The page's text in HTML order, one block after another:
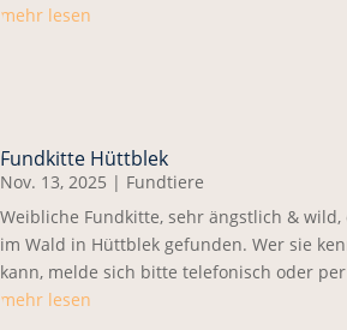
mehr lesen
Fundkitte Hüttblek
Nov. 13, 2025 | Fundtiere
Weibliche Fundkitte, sehr ängstlich & wild,
im Wald in Hüttblek gefunden. Wer sie
kann, melde sich bitte telefonisch oder
mehr lesen